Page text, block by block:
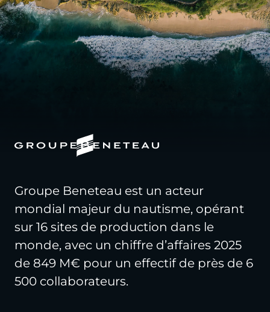
Groupe Beneteau est un acteur
mondial majeur du nautisme, opérant
sur 16 sites de production dans le
monde, avec un chiffre d’affaires 2025
de 849 M€ pour un effectif de près de 6
500 collaborateurs.